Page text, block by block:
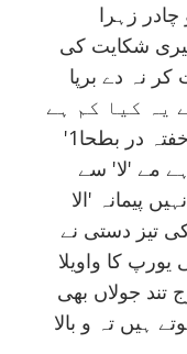
شکايت کی
نہ دے برپا
يہ کيا کم ہے
مے 'لا' سے
تيز دستی نے
کا واويلا
تند جولاں بھی
ہيں تہ و بالا